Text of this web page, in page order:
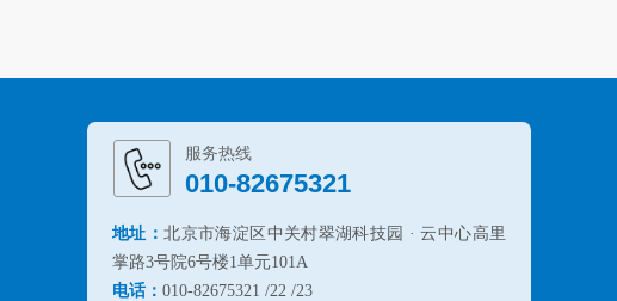
服务热线
010-82675321
地址：北京市海淀区中关村翠湖科技园 · 云中心高里
掌路3号院6号楼1单元101A
电话： 010-82675321 /22 /23